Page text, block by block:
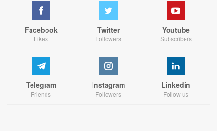
Facebook
Likes
Twitter
Followers
Youtube
Subscribers
Telegram
Friends
Instagram
Followers
Linkedin
Follow us